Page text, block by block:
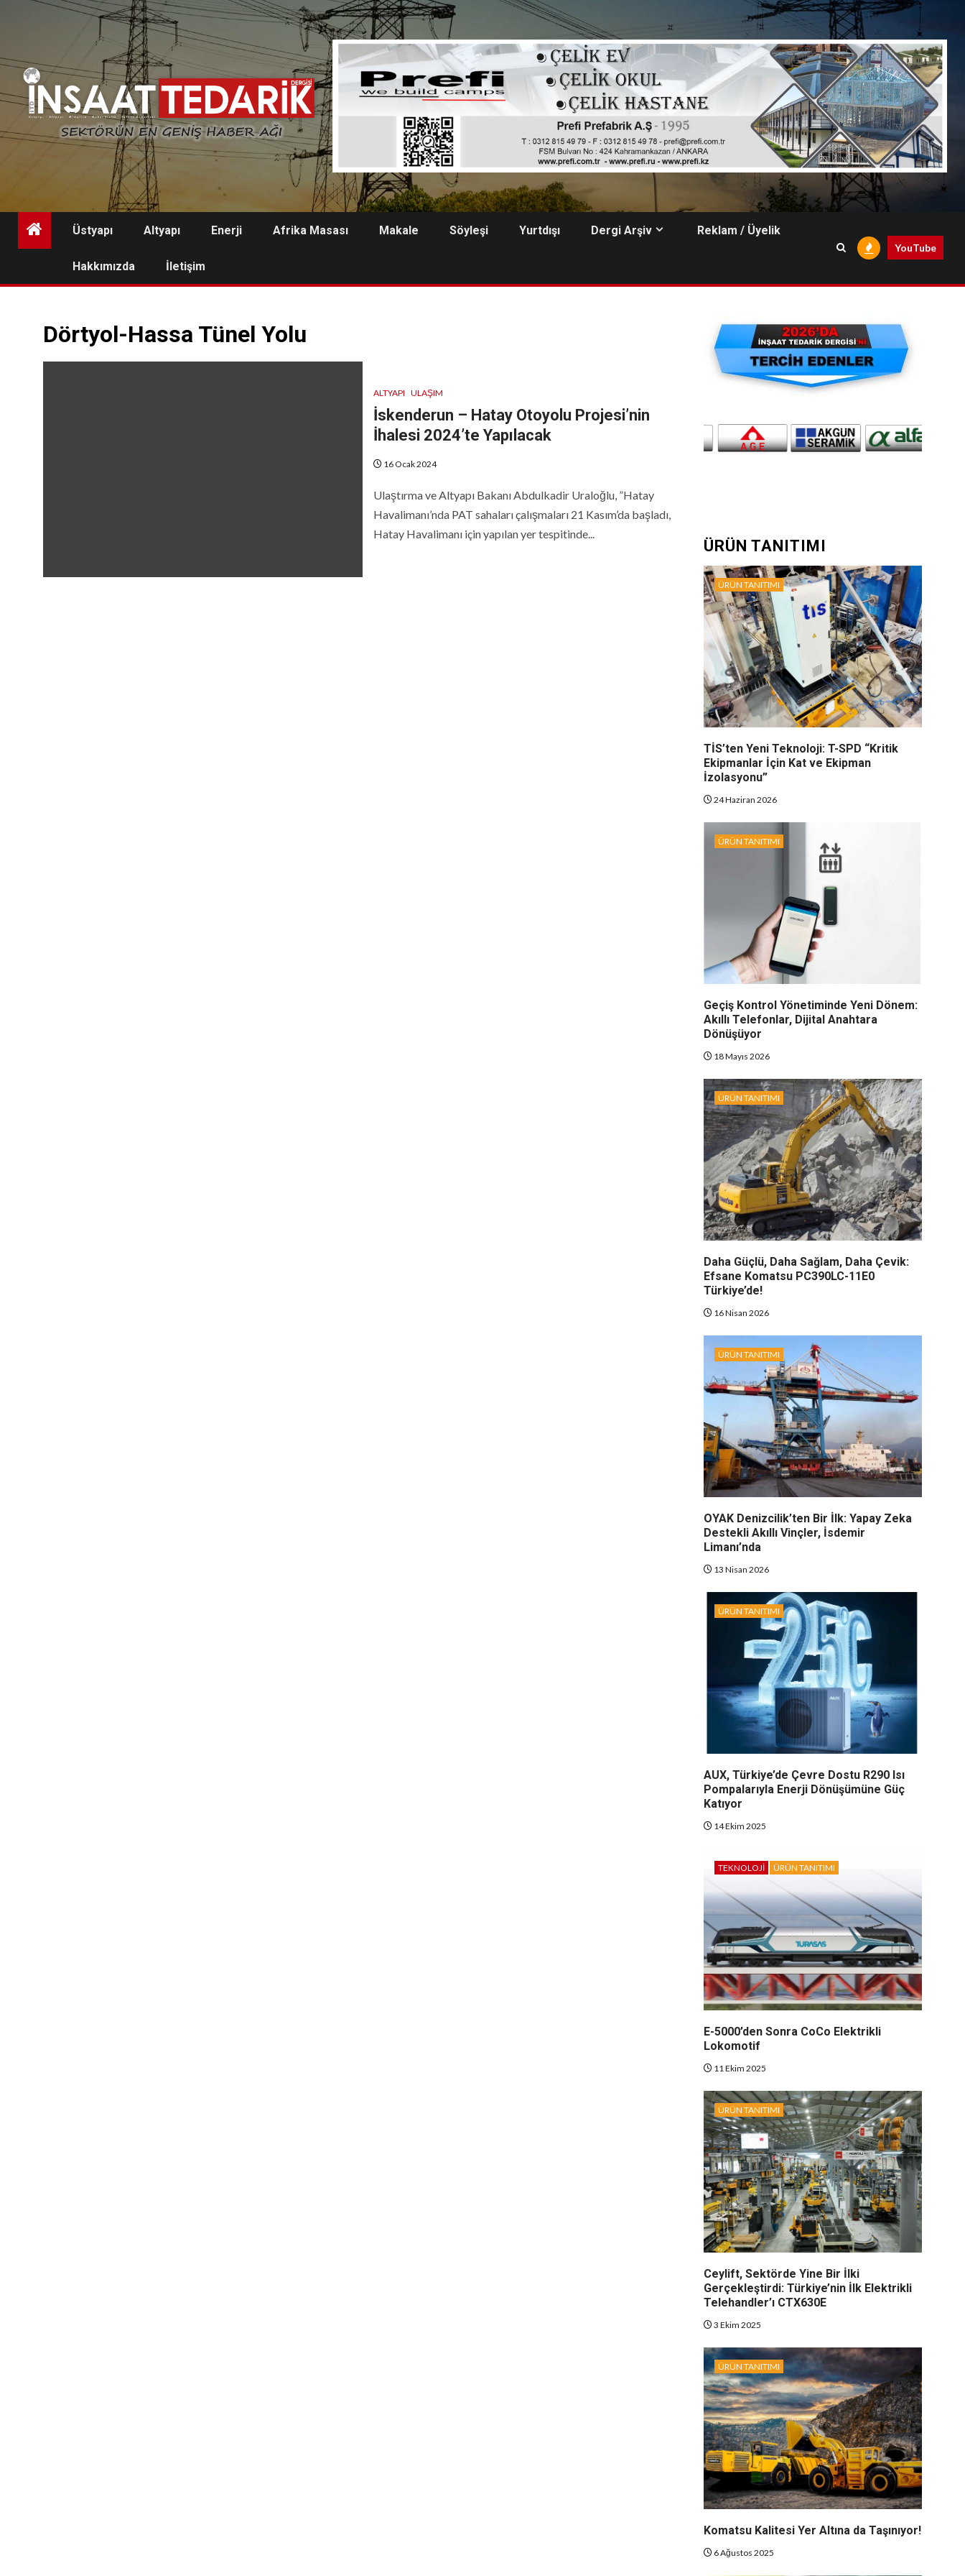
Üstyapı Altyapı Enerji Afrika Masası Makale Söyleşi Yurtdışı Dergi Arşiv Reklam / Üyelik
Hakkımızda İletişim
YouTube
Dörtyol-Hassa Tünel Yolu
ALTYAPI ULAŞIM
İskenderun – Hatay Otoyolu Projesi’nin
İhalesi 2024’te Yapılacak
16 Ocak 2024
Ulaştırma ve Altyapı Bakanı Abdulkadir Uraloğlu, ”Hatay
Havalimanı’nda PAT sahaları çalışmaları 21 Kasım’da başladı,
Hatay Havalimanı için yapılan yer tespitinde...
ÜRÜN TANITIMI
ÜRÜN TANITIMI
TİS’ten Yeni Teknoloji: T-SPD “Kritik
Ekipmanlar İçin Kat ve Ekipman
İzolasyonu”
24 Haziran 2026
ÜRÜN TANITIMI
Geçiş Kontrol Yönetiminde Yeni Dönem:
Akıllı Telefonlar, Dijital Anahtara
Dönüşüyor
18 Mayıs 2026
ÜRÜN TANITIMI
Daha Güçlü, Daha Sağlam, Daha Çevik:
Efsane Komatsu PC390LC-11E0
Türkiye’de!
16 Nisan 2026
ÜRÜN TANITIMI
OYAK Denizcilik’ten Bir İlk: Yapay Zeka
Destekli Akıllı Vinçler, İsdemir
Limanı’nda
13 Nisan 2026
ÜRÜN TANITIMI
AUX, Türkiye’de Çevre Dostu R290 Isı
Pompalarıyla Enerji Dönüşümüne Güç
Katıyor
14 Ekim 2025
TEKNOLOJI ÜRÜN TANITIMI
E-5000’den Sonra CoCo Elektrikli
Lokomotif
11 Ekim 2025
ÜRÜN TANITIMI
Ceylift, Sektörde Yine Bir İlki
Gerçekleştirdi: Türkiye’nin İlk Elektrikli
Telehandler’ı CTX630E
3 Ekim 2025
ÜRÜN TANITIMI
Komatsu Kalitesi Yer Altına da Taşınıyor!
6 Ağustos 2025